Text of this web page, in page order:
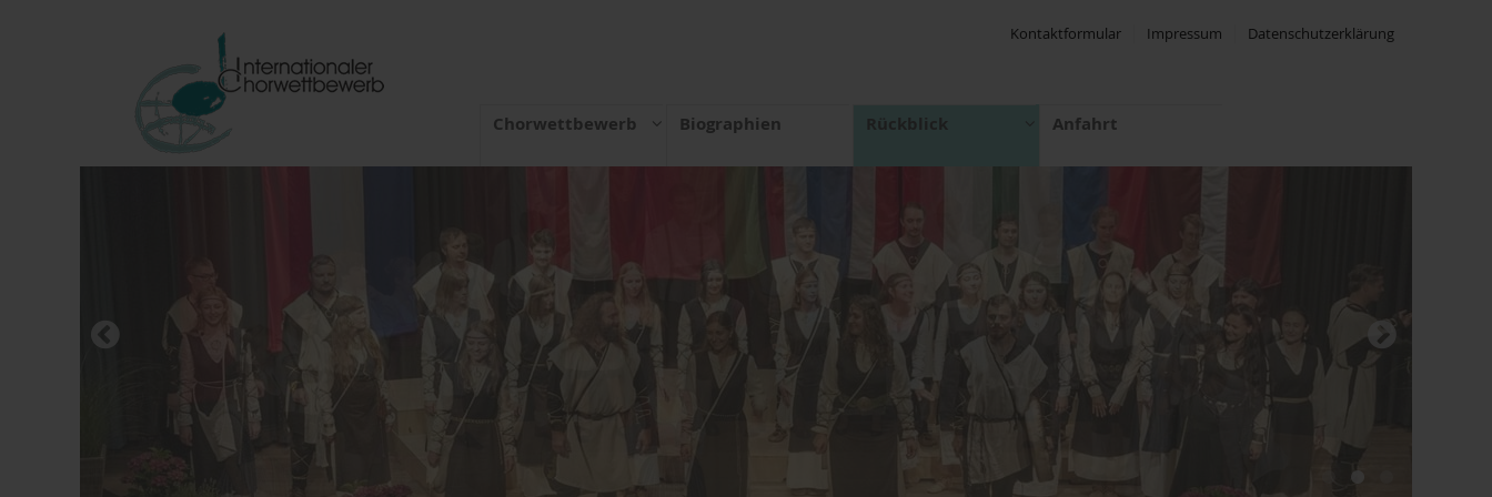
Kontaktformular Impressum Datenschutzerklärung
Chorwettbewerb Biographien Anfahrt